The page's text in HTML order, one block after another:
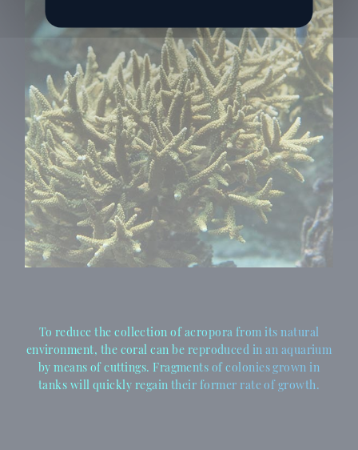
To reduce the collection of acropora from its natural
environment, the coral can be reproduced in an aquarium
by means of cuttings. Fragments of colonies grown in
tanks will quickly regain their former rate of growth.